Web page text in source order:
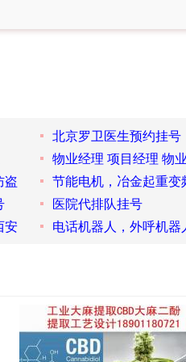
北京罗卫医生预约挂号
物业经理 项目经理 物
盗
节能电机，冶金起重变
医院代排队挂号
安
电话机器人，外呼机器